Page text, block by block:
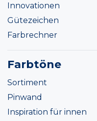
Innovationen
Gütezeichen
Farbrechner
Farbtöne
Sortiment
Pinwand
Inspiration für innen